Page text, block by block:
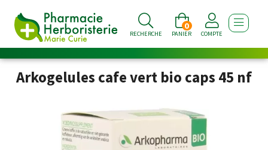
RECHERCHE PANIER
0
COMPTE
Arkogelules cafe vert bio caps 45 nf